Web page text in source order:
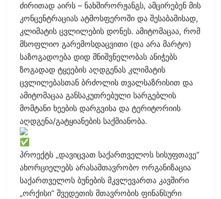
ძირითად აირს – ნახშირორჟანგს, ამცირებენ მის
კონცენტრაციას ატმოსფეროში და შესაბამისად,
კლიმატის ცვლილების დონეს. ამიტომაცაა, რომ
მსოფლიო გარემოსდაცვითი (და არა მარტო)
საზოგადოება დიდ მნიშვნელობას ანიჭებს
ზოგადად ტყეების აღდგენას კლიმატის
ცვლილებასთან ბრძოლის თვალსაზრისით და
ამიტომაცაა განსაკუთრებული სარგებლის
მომტანი ხეების დარგვისა და ტერიტორიის
აღდგენა/გატყიანების საქმიანობა.
პროექტს „დავიცვათ საქართველოს სისუფთავე“
ახორციელებს არასამთავრობო ორგანიზაცია
საქართველოს ბუნების მკვლევართა კავშირი
„ორქისი” შვედეთის მთავრობის ფინანსური